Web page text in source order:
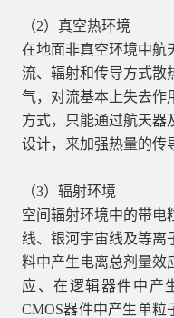
（2）真空热环境
在地面非真空环境中航
流、辐射和传导方式散
气，对流基本上失去作
方式，只能通过航天器
设计，来加强热量的传
（3）辐射环境
空间辐射环境中的带电
线、银河宇宙线及等离
料中产生电离总剂量效
应、在逻辑器件中产
CMOS器件中产生单粒